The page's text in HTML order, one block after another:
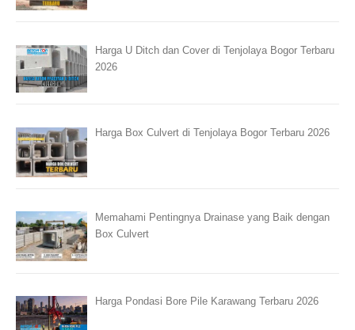
Harga U Ditch dan Cover di Tenjolaya Bogor Terbaru
2026
Harga Box Culvert di Tenjolaya Bogor Terbaru 2026
Memahami Pentingnya Drainase yang Baik dengan
Box Culvert
Harga Pondasi Bore Pile Karawang Terbaru 2026